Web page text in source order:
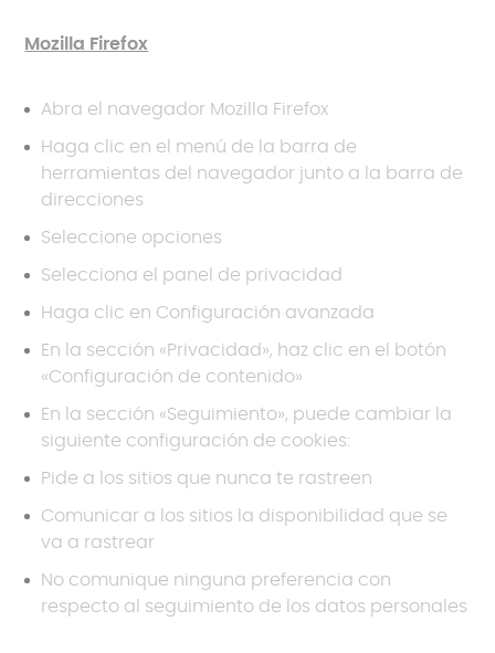
Mozilla Firefox
Abra el navegador Mozilla Firefox
Haga clic en el menú de la barra de
herramientas del navegador junto a la barra de
direcciones
Seleccione opciones
Selecciona el panel de privacidad
Haga clic en Configuración avanzada
En la sección «Privacidad», haz clic en el botón
«Configuración de contenido»
En la sección «Seguimiento», puede cambiar la
siguiente configuración de cookies:
Pide a los sitios que nunca te rastreen
Comunicar a los sitios la disponibilidad que se
va a rastrear
No comunique ninguna preferencia con
respecto al seguimiento de los datos personales